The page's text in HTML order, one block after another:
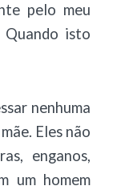
pelo meu
Quando isto
nenhuma
Eles não
enganos,
um homem